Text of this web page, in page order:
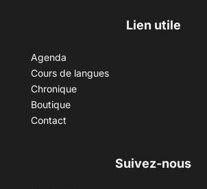
Lien utile
Agenda
Cours de langues
Chronique
Boutique
Contact
Suivez-nous